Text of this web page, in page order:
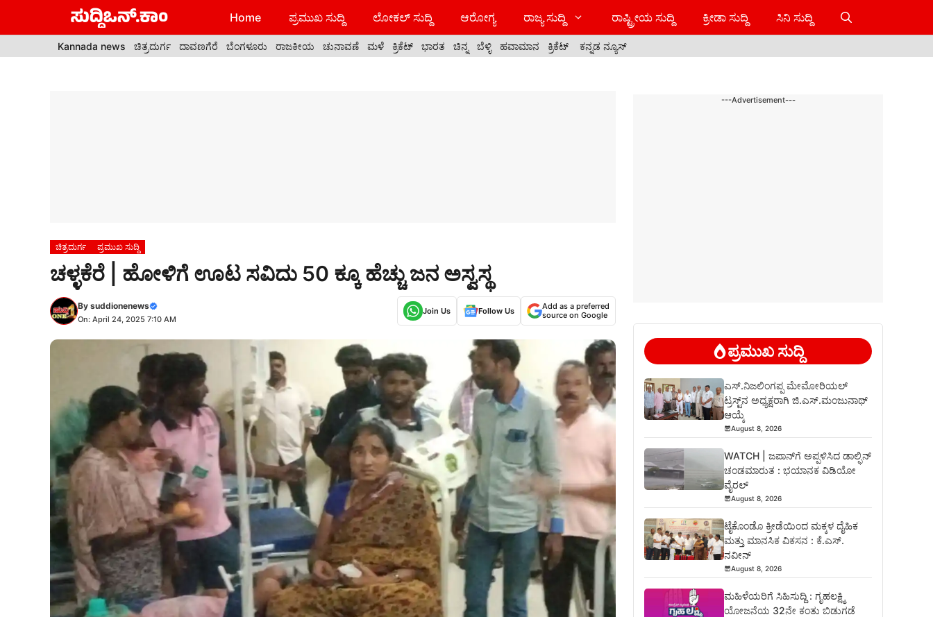
Home ಪ್ರಮುಖ ಸುದ್ದಿ ಲೋಕಲ್ ಸುದ್ದಿ ಆರೋಗ್ಯ ರಾಜ್ಯ ಸುದ್ದಿ ರಾಷ್ಟ್ರೀಯ ಸುದ್ದಿ ಕ್ರೀಡಾ ಸುದ್ದಿ ಸಿನಿ ಸುದ್ದಿ
Kannada news ಚಿತ್ರದುರ್ಗ ದಾವಣಗೆರೆ ಬೆಂಗಳೂರು ರಾಜಕೀಯ ಚುನಾವಣೆ ಮಳೆ ಕ್ರಿಕೆಟ್ ಭಾರತ ಚಿನ್ನ ಬೆಳ್ಳಿ ಹವಾಮಾನ ಕ್ರಿಕೆಟ್ ಕನ್ನಡ ನ್ಯೂಸ್
ಚಿತ್ರದುರ್ಗ ಪ್ರಮುಖ ಸುದ್ದಿ
ಚಳ್ಳಕೆರೆ | ಹೋಳಿಗೆ ಊಟ ಸವಿದು 50 ಕ್ಕೂ ಹೆಚ್ಚು ಜನ ಅಸ್ವಸ್ಥ
By suddionenews
On: April 24, 2025 7:10 AM
Join Us Follow Us
Add as a preferred
source on Google
---Advertisement---
ಪ್ರಮುಖ ಸುದ್ದಿ
ಎಸ್.ನಿಜಲಿಂಗಪ್ಪ ಮೇಮೋರಿಯಲ್
ಟ್ರಸ್ಟ್‌ನ ಅಧ್ಯಕ್ಷರಾಗಿ ಜಿ.ಎಸ್.ಮಂಜುನಾಥ್‍
ಆಯ್ಕೆ
August 8, 2026
WATCH | ಜಪಾನ್‌ಗೆ ಅಪ್ಪಳಿಸಿದ ಡಾಲ್ಫಿನ್
ಚಂಡಮಾರುತ : ಭಯಾನಕ ವಿಡಿಯೋ
ವೈರಲ್
August 8, 2026
ಟೈಕೊಂಡೊ ಕ್ರೀಡೆಯಿಂದ ಮಕ್ಕಳ ದೈಹಿಕ
ಮತ್ತು ಮಾನಸಿಕ ವಿಕಸನ : ಕೆ.ಎಸ್.
ನವೀನ್
August 8, 2026
ಮಹಿಳೆಯರಿಗೆ ಸಿಹಿಸುದ್ದಿ : ಗೃಹಲಕ್ಷ್ಮಿ
ಯೋಜನೆಯ 32ನೇ ಕಂತು ಬಿಡುಗಡೆ